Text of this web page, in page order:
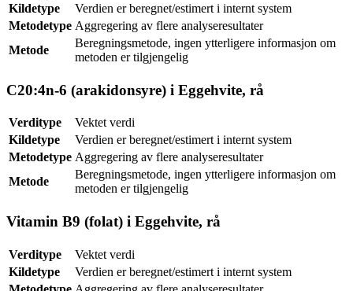
Kildetype
Verdien er beregnet/estimert i internt system
Metodetype Aggregering av flere analyseresultater
Metode
Beregningsmetode, ingen ytterligere informasjon om
metoden er tilgjengelig
C20:4n-6 (arakidonsyre) i Eggehvite, rå
Verditype
Vektet verdi
Kildetype
Verdien er beregnet/estimert i internt system
Metodetype Aggregering av flere analyseresultater
Metode
Beregningsmetode, ingen ytterligere informasjon om
metoden er tilgjengelig
Vitamin B9 (folat) i Eggehvite, rå
Verditype
Vektet verdi
Kildetype
Verdien er beregnet/estimert i internt system